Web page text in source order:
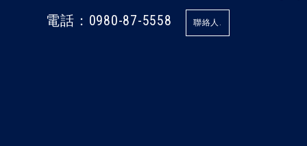
電話：0980-87-5558 聯絡人.